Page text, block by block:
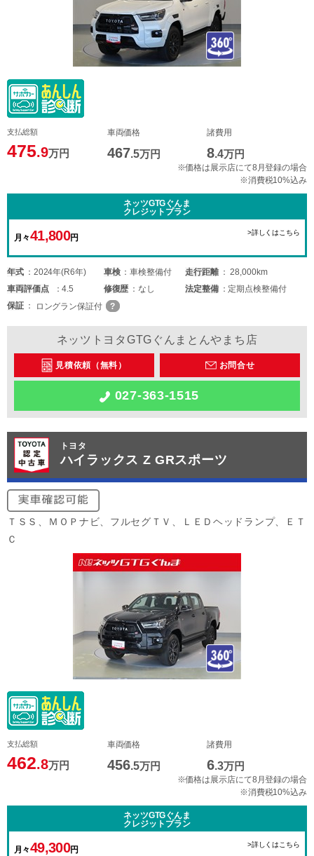
支払総額
475.9万円
車両価格
467.5万円
諸費用
8.4万円
※価格は展示店にて8月登録の場合
※消費税10%込み
ネッツGTGぐんま
クレジットプラン
月々41,800円
>詳しくはこちら
年式 2024年(R6年) 車検 車検整備付 走行距離
28,000km
車両評価点 4.5 修復歴 なし 法定整備
定期点検整備付
保証
ロングラン保証付
ネッツトヨタGTGぐんまとんやまち店
見積依頼（無料） お問合せ
027-363-1515
トヨタ
ハイラックス Z GRスポーツ
ＴＳＳ、ＭＯＰナビ、フルセグＴＶ、ＬＥＤヘッドランプ、ＥＴ
Ｃ
支払総額
462.8万円
車両価格
456.5万円
諸費用
6.3万円
※価格は展示店にて8月登録の場合
※消費税10%込み
ネッツGTGぐんま
クレジットプラン
月々49,300円
>詳しくはこちら